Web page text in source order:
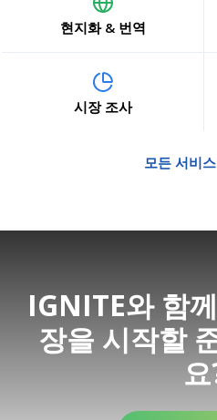
현지화 & 번역
시장 조사
모든 서비
IGNITE와 함
장을 시작할